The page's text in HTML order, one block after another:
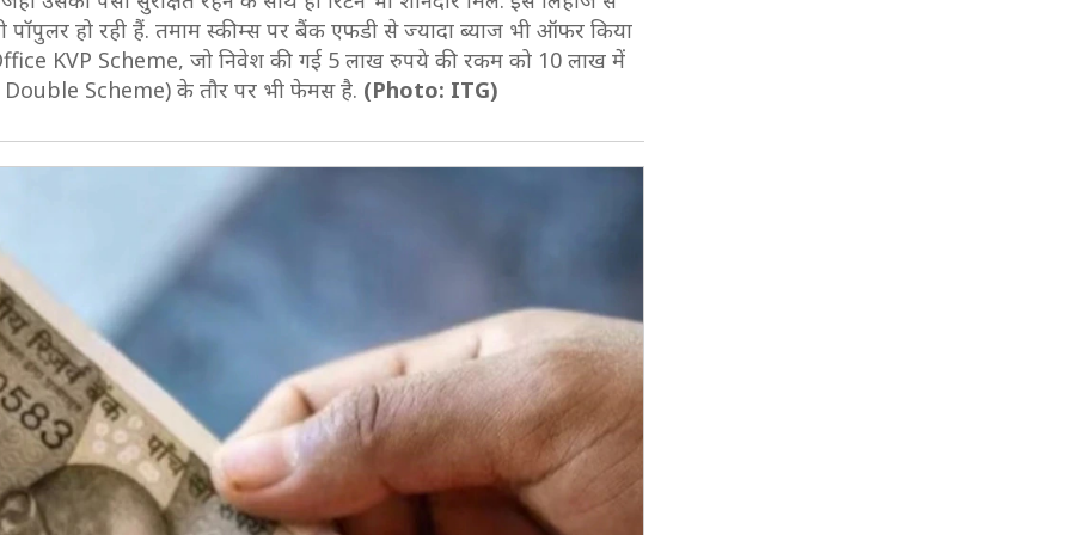
पॉपुलर हो रही हैं. तमाम स्कीम्स पर बैंक एफडी से ज्यादा ब्याज भी ऑफर किया
KVP Scheme, जो निवेश की गई 5 लाख रुपये की रकम को 10 लाख में
Scheme) के तौर पर भी फेमस है. (Photo: ITG)